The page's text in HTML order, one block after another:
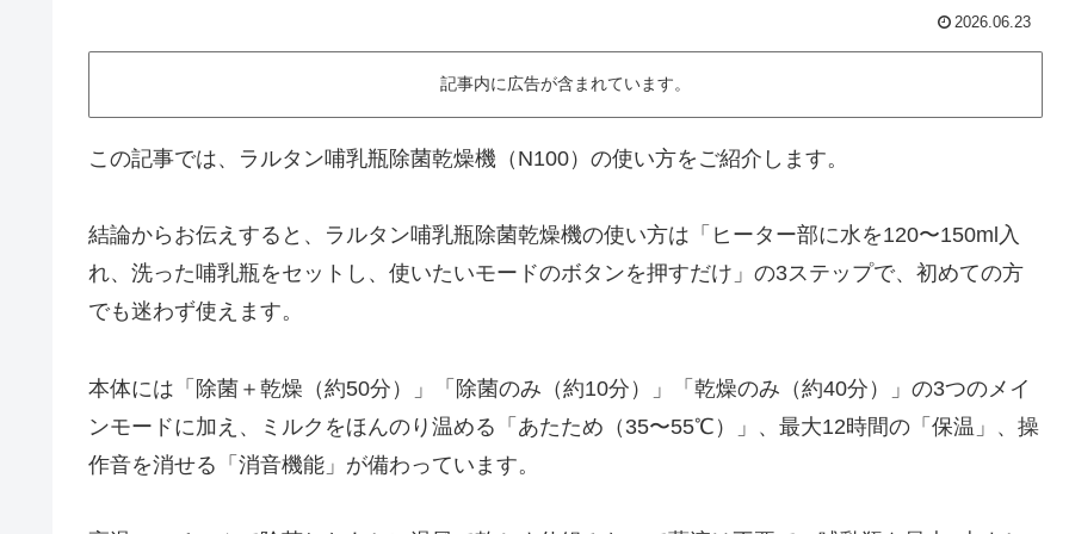
2026.06.23
記事内に広告が含まれています。
この記事では、ラルタン哺乳瓶除菌乾燥機（N100）の使い方をご紹介します。
結論からお伝えすると、ラルタン哺乳瓶除菌乾燥機の使い方は「ヒーター部に水を120〜150ml入
れ、洗った哺乳瓶をセットし、使いたいモードのボタンを押すだけ」の3ステップで、初めての方
でも迷わず使えます。
本体には「除菌＋乾燥（約50分）」「除菌のみ（約10分）」「乾燥のみ（約40分）」の3つのメイ
ンモードに加え、ミルクをほんのり温める「あたため（35〜55℃）」、最大12時間の「保温」、操
作音を消せる「消音機能」が備わっています。